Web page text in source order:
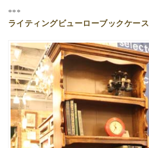
***
ライティングビューローブックケース